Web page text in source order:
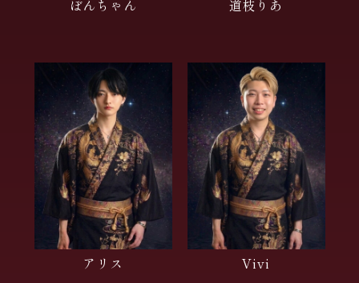
ぼんちゃん 道枝りあ
アリス Vivi